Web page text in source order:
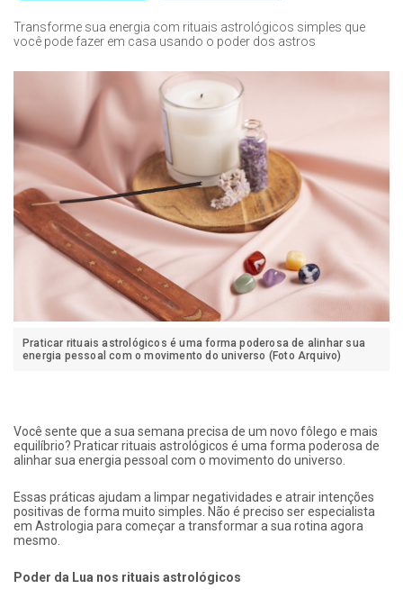
Transforme sua energia com rituais astrológicos simples que
você pode fazer em casa usando o poder dos astros
Praticar rituais astrológicos é uma forma poderosa de alinhar sua
energia pessoal com o movimento do universo (Foto Arquivo)
Você sente que a sua semana precisa de um novo fôlego e mais
equilíbrio? Praticar rituais astrológicos é uma forma poderosa de
alinhar sua energia pessoal com o movimento do universo.
Essas práticas ajudam a limpar negatividades e atrair intenções
positivas de forma muito simples. Não é preciso ser especialista
em Astrologia para começar a transformar a sua rotina agora
mesmo.
Poder da Lua nos rituais astrológicos